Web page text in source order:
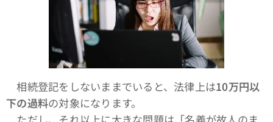
相続登記をしないままでいると、法律上は10万円以
下の過料の対象になります。